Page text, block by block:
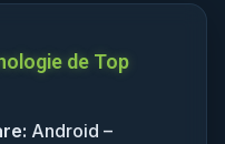
de Top
Android –